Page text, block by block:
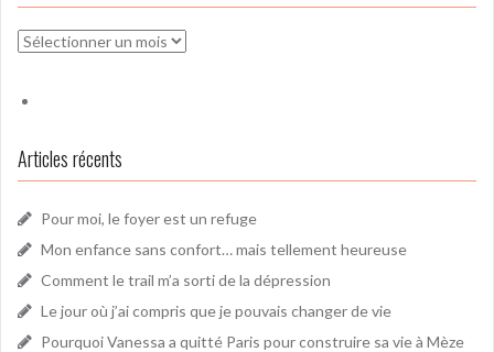
Archives
Articles récents
Pour moi, le foyer est un refuge
Mon enfance sans confort… mais tellement heureuse
Comment le trail m’a sorti de la dépression
Le jour où j’ai compris que je pouvais changer de vie
Pourquoi Vanessa a quitté Paris pour construire sa vie à Mèze